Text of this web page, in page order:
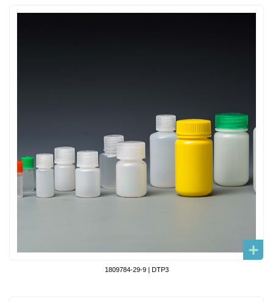
1809784-29-9 | DTP3